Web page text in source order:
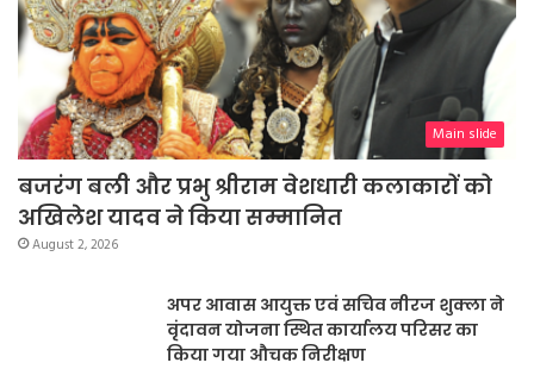
Main slide
बजरंग बली और प्रभु श्रीराम वेशधारी कलाकारों को
अखिलेश यादव ने किया सम्मानित
August 2, 2026
अपर आवास आयुक्त एवं सचिव नीरज शुक्ला ने
वृंदावन योजना स्थित कार्यालय परिसर का
किया गया औचक निरीक्षण